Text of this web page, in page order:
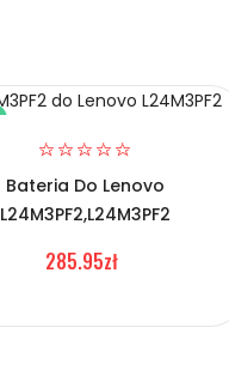
Bateria Do Lenovo
L24M3PF2,L24M3PF2
285.95zł